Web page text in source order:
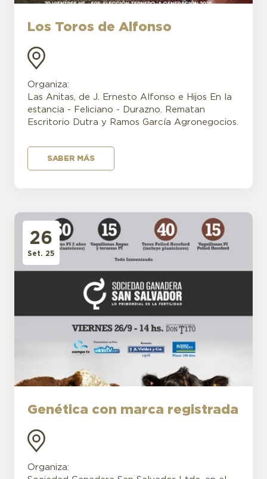
Los Toros de Alfonso
Organiza:
Las Anitas, de J. Ernesto Alfonso e Hijos En la
estancia - Feliciano - Durazno. Rematan
Escritorio Dutra y Ramos García Agronegocios.
SABER MÁS
26
Set. 25
Genética con marca registrada
Organiza: